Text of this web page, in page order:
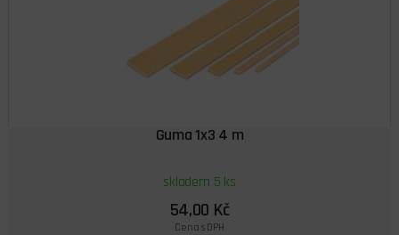
Guma 1x3 4 m
skladem 5 ks
54,00 Kč
Cena s DPH